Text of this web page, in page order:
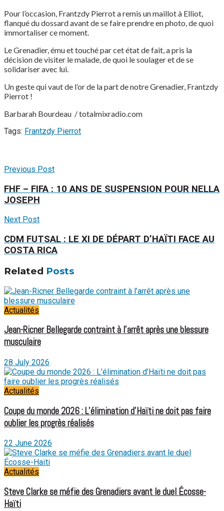
Pour l’occasion, Frantzdy Pierrot a remis un maillot à Elliot,
flanqué du dossard avant de se faire prendre en photo, de quoi
immortaliser ce moment.
Le Grenadier, ému et touché par cet état de fait, a pris la
décision de visiter le malade, de quoi le soulager et de se
solidariser avec lui.
Un geste qui vaut de l’or de la part de notre Grenadier, Frantzdy
Pierrot !
Barbarah Bourdeau / totalmixradio.com
Tags: Frantzdy Pierrot
Previous Post
FHF – FIFA : 10 ANS DE SUSPENSION POUR NELLA
JOSEPH
Next Post
CDM FUTSAL : LE XI DE DÉPART D’HAÏTI FACE AU
COSTA RICA
Related Posts
Actualités
Jean-Ricner Bellegarde contraint à l’arrêt après une blessure
musculaire
28 July 2026
Actualités
Coupe du monde 2026 : L’élimination d’Haïti ne doit pas faire
oublier les progrès réalisés
22 June 2026
Actualités
Steve Clarke se méfie des Grenadiers avant le duel Écosse-
Haïti